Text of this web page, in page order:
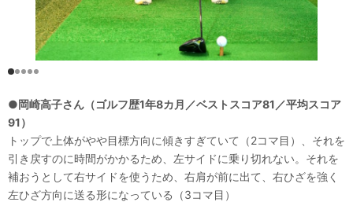
●岡崎高子さん（ゴルフ歴1年8カ月／ベストスコア81／平均スコア
91）
トップで上体がやや目標方向に傾きすぎていて（2コマ目）、それを
引き戻すのに時間がかかるため、左サイドに乗り切れない。それを
補おうとして右サイドを使うため、右肩が前に出て、右ひざを強く
左ひざ方向に送る形になっている（3コマ目）